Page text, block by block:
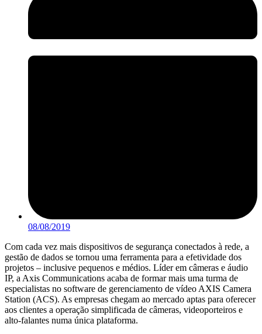
08/08/2019
Com cada vez mais dispositivos de segurança conectados à rede, a
gestão de dados se tornou uma ferramenta para a efetividade dos
projetos – inclusive pequenos e médios. Líder em câmeras e áudio
IP, a Axis Communications acaba de formar mais uma turma de
especialistas no software de gerenciamento de vídeo AXIS Camera
Station (ACS). As empresas chegam ao mercado aptas para oferecer
aos clientes a operação simplificada de câmeras, videoporteiros e
alto-falantes numa única plataforma.